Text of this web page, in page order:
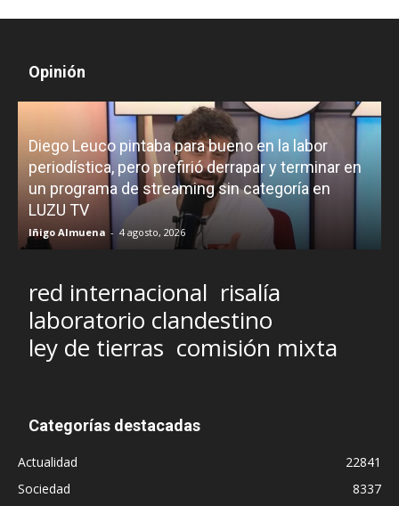
Opinión
Diego Leuco pintaba para bueno en la labor
periodística, pero prefirió derrapar y terminar en
un programa de streaming sin categoría en
LUZU TV
Iñigo Almuena - 4 agosto, 2026
red internacional risalía
laboratorio clandestino
ley de tierras comisión mixta
Categorías destacadas
Actualidad
22841
Sociedad
8337